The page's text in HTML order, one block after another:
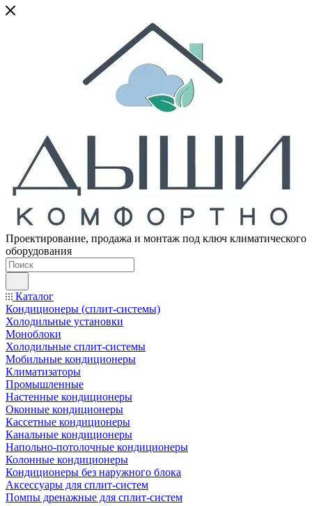
Проектирование, продажа и монтаж под ключ климатического
оборудования
Каталог
Кондиционеры (сплит-системы)
Холодильные установки
Моноблоки
Холодильные сплит-системы
Мобильные кондиционеры
Климатизаторы
Промышленные
Настенные кондиционеры
Оконные кондиционеры
Кассетные кондиционеры
Канальные кондиционеры
Напольно-потолочные кондиционеры
Колонные кондиционеры
Кондиционеры без наружного блока
Аксессуары для сплит-систем
Помпы дренажные для сплит-систем